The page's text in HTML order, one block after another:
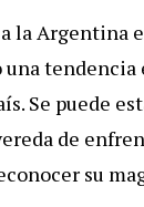
alaArgentina
unatendencia
ís. Se puede
de
su